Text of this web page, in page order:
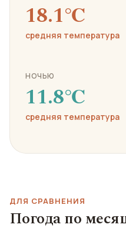
18.1℃
средняя температура
НОЧЬЮ
11.8℃
средняя температура
ДЛЯ СРАВНЕНИЯ
Погода по